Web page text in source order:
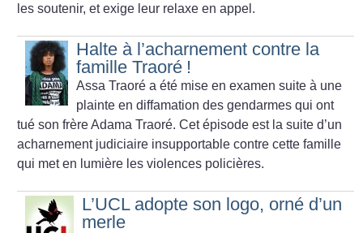
les soutenir, et exige leur relaxe en appel.
Halte à l’acharnement contre la
famille Traoré !
Assa Traoré a été mise en examen suite à une
plainte en diffamation des gendarmes qui ont
tué son frère Adama Traoré. Cet épisode est la suite d’un
acharnement judiciaire insupportable contre cette famille
qui met en lumière les violences policières.
L’UCL adopte son logo, orné d’un
merle